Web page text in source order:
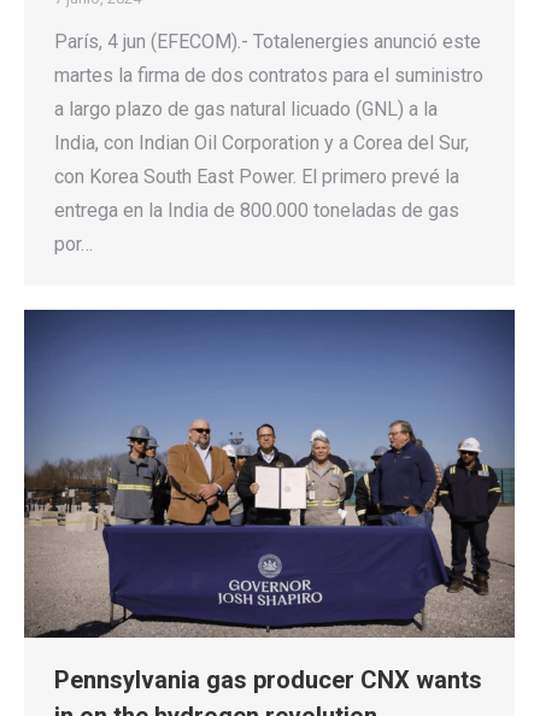
París, 4 jun (EFECOM).- Totalenergies anunció este
martes la firma de dos contratos para el suministro
a largo plazo de gas natural licuado (GNL) a la
India, con Indian Oil Corporation y a Corea del Sur,
con Korea South East Power. El primero prevé la
entrega en la India de 800.000 toneladas de gas
por…
Pennsylvania gas producer CNX wants